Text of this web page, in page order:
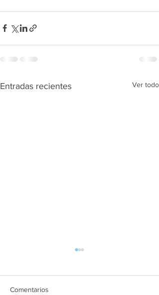
Entradas recientes Ver todo
Comentarios